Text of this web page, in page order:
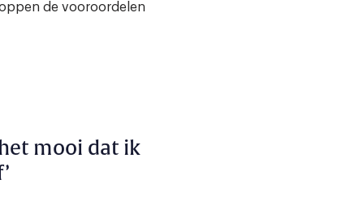
de vooroordelen
mooi dat ik